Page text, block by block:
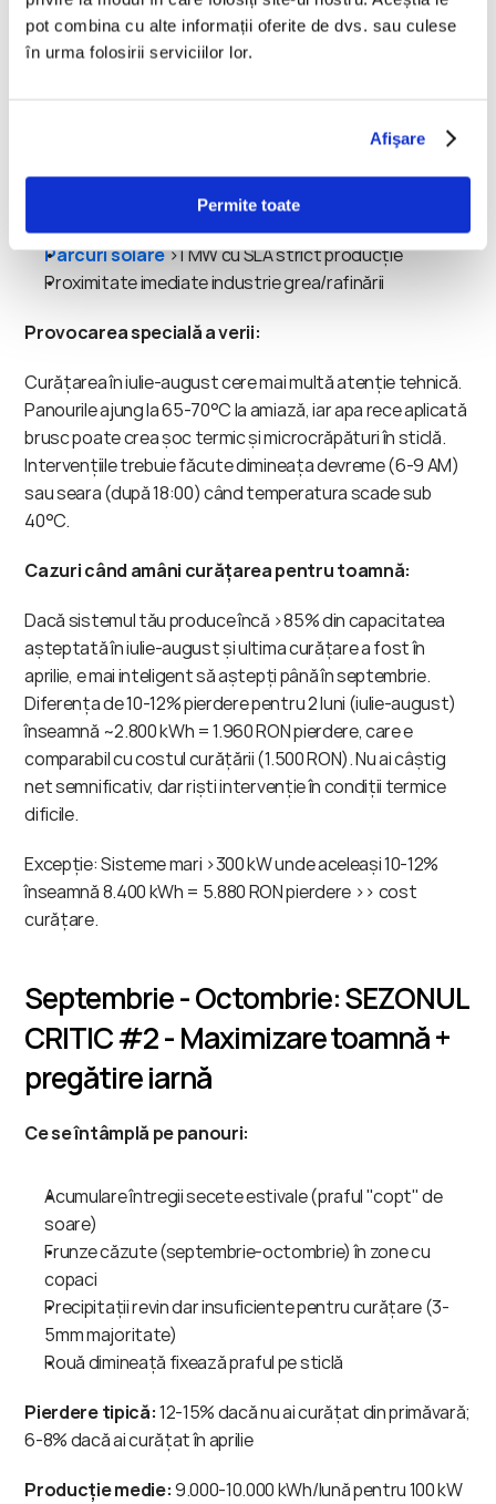
pot combina cu alte informații oferite de dvs. sau culese
în urma folosirii serviciilor lor.
Afişare
Permite toate
Zonă urbană cu precipitații ocazionale
Pierdere observată >12% vs așteptat
Zone speciale: Galați, Constanța, Brăila, Călărași
(secetă extremă)
Parcuri solare >1 MW cu SLA strict producție
Proximitate imediate industrie grea/rafinării
Provocarea specială a verii:
Curățarea în iulie-august cere mai multă atenție tehnică.
Panourile ajung la 65-70°C la amiază, iar apa rece aplicată
brusc poate crea șoc termic și microcrăpături în sticlă.
Intervențiile trebuie făcute dimineața devreme (6-9 AM)
sau seara (după 18:00) când temperatura scade sub
40°C.
Cazuri când amâni curățarea pentru toamnă:
Dacă sistemul tău produce încă >85% din capacitatea
așteptată în iulie-august și ultima curățare a fost în
aprilie, e mai inteligent să aștepți până în septembrie.
Diferența de 10-12% pierdere pentru 2 luni (iulie-august)
înseamnă ~2.800 kWh = 1.960 RON pierdere, care e
comparabil cu costul curățării (1.500 RON). Nu ai câștig
net semnificativ, dar riști intervenție în condiții termice
dificile.
Excepție: Sisteme mari >300 kW unde aceleași 10-12%
înseamnă 8.400 kWh = 5.880 RON pierdere >> cost
curățare.
Septembrie - Octombrie: SEZONUL
CRITIC #2 - Maximizare toamnă +
pregătire iarnă
Ce se întâmplă pe panouri:
Acumulare întregii secete estivale (praful "copt" de
soare)
Frunze căzute (septembrie-octombrie) în zone cu
copaci
Precipitații revin dar insuficiente pentru curățare (3-
5mm majoritate)
Rouă dimineață fixează praful pe sticlă
Pierdere tipică: 12-15% dacă nu ai curățat din primăvară;
6-8% dacă ai curățat în aprilie
Producție medie: 9.000-10.000 kWh/lună pentru 100 kW